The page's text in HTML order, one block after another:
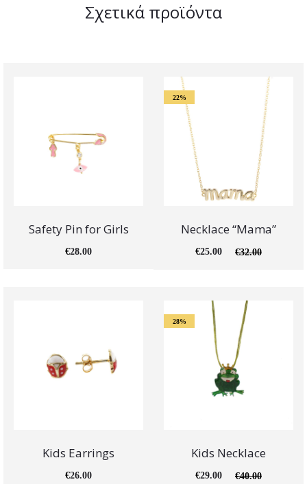
Σχετικά προϊόντα
Safety Pin for Girls
€28.00
22%
Necklace “Mama”
€32.00
€25.00
Kids Earrings
€26.00
28%
Kids Necklace
€40.00
€29.00